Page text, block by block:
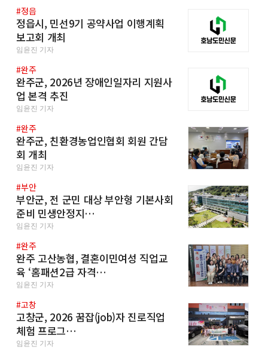
#정읍
정읍시, 민선9기 공약사업 이행계획
보고회 개최
임윤진 기자
#완주
완주군, 2026년 장애인일자리 지원사
업 본격 추진
임윤진 기자
#완주
완주군, 친환경농업인협회 회원 간담
회 개최
임윤진 기자
#부안
부안군, 전 군민 대상 부안형 기본사회
준비 민생안정지…
임윤진 기자
#완주
완주 고산농협, 결혼이민여성 직업교
육 ‘홈패션2급 자격…
임윤진 기자
#고창
고창군, 2026 꿈잡(job)자 진로직업
체험 프로그…
임윤진 기자